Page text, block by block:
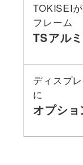
TOKISEI
フレーム
TSアル
ディスプ
に
オプシ